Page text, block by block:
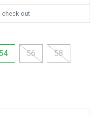
check-out
54 56 58